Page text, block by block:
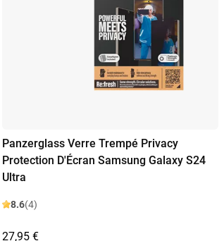
Panzerglass Verre Trempé Privacy
Protection D'Écran Samsung Galaxy S24
Ultra
8.6(4)
27,95 €